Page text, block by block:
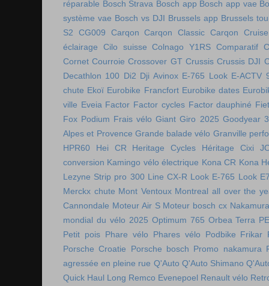
réparable Bosch Strava Bosch app Bosch app vae
système vae Bosch vs DJI Brussels app Brussels
S2
CG009 Carqon Carqon Classic Carqon Cruise
éclairage
Cilo suisse Colnago Y1RS Comparatif
Cornet Courroie Crossover GT Crussis Crussis DJI
Decathlon 100 Di2 Dji Avinox E-765 Look E-ACTV
chute Ekoï Eurobike Francfort Eurobike dates
ville Eveia Factor Factor cycles Factor dauphiné
Fox Podium Frais vélo Giant Giro 2025 Goodyear
Alpes et Provence Grande balade vélo Granville
HPR60
Hei CR Heritage Cycles Héritage Cixi
conversion Kamingo vélo électrique Kona CR Kona
Lezyne Strip pro 300 Line CX-R Look E-765 Look
Merckx chute Mont Ventoux Montreal all over the
Cannondale Moteur Air S Moteur bosch cx
mondial du vélo 2025 Optimum 765 Orbea Terra
Petit pois Phare vélo Phares vélo Podbike Frikar
Porsche Croatie
Porsche bosch Promo nakamura
agressée en pleine rue Q'Auto Q'Auto Shimano
Quick Haul Long Remco Evenepoel Renault vélo